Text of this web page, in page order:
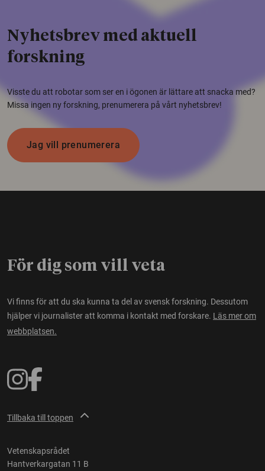
Nyhetsbrev med aktuell
forskning
Visste du att robotar som ser en i ögonen är lättare att snacka med?
Missa ingen ny forskning, prenumerera på vårt nyhetsbrev!
Jag vill prenumerera
För dig som vill veta
Vi finns för att du ska kunna ta del av svensk forskning. Dessutom
hjälper vi journalister att komma i kontakt med forskare. Läs mer om
webbplatsen.
Tillbaka till toppen
Vetenskapsrådet
Hantverkargatan 11 B